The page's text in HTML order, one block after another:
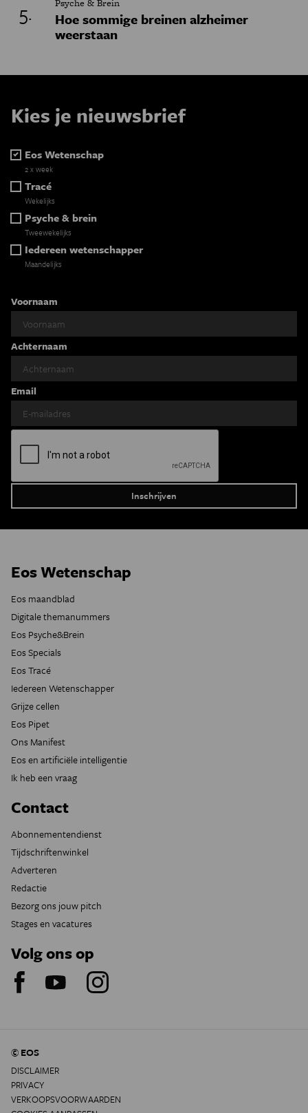
Psyche & Brein
Hoe sommige breinen alzheimer
weerstaan
Kies je nieuwsbrief
Eos Wetenschap
2 x week
Tracé
Wekelijks
Psyche & brein
Tweewekelijks
Iedereen wetenschapper
Maandelijks
Voornaam
Achternaam
Email
Eos Wetenschap
Eos maandblad
Digitale themanummers
Eos Psyche&Brein
Eos Specials
Eos Tracé
Iedereen Wetenschapper
Grijze cellen
Eos Pipet
Ons Manifest
Eos en artificiële intelligentie
Ik heb een vraag
Contact
Abonnementendienst
Tijdschriftenwinkel
Adverteren
Redactie
Bezorg ons jouw pitch
Stages en vacatures
Volg ons op
© EOS
DISCLAIMER
PRIVACY
VERKOOPSVOORWAARDEN